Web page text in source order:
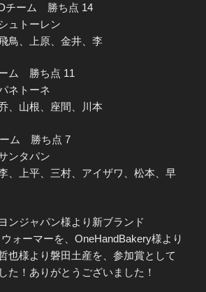
ム 勝ち点 14
ーレン
上原、金井、李
勝ち点 11
ーネ
根、座間、川本
勝ち点 7
パン
、三村、アイザワ、松本、早
ンジャパン様より新ブランド
ォーマーを、OneHandBakery様より
也様より磐田土産を、参加賞として
た！ありがとうございました！